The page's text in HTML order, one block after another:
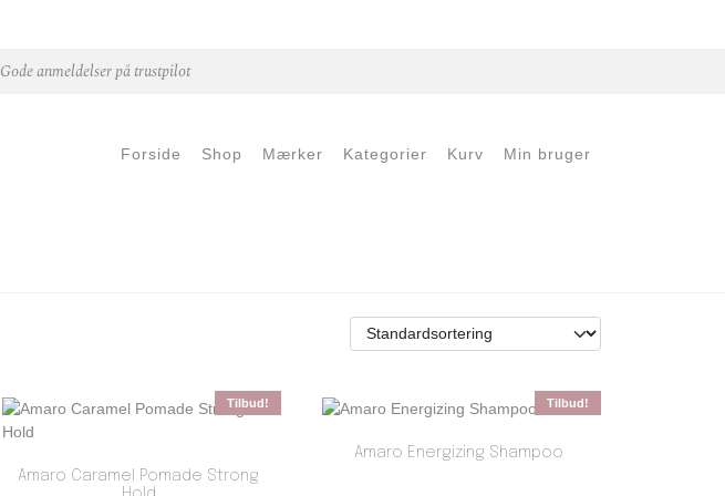
Gode anmeldelser på trustpilot
Forside Shop Mærker Kategorier Kurv Min bruger
Tilbud!
Amaro Caramel Pomade Strong
Tilbud!
Amaro Energizing Shampoo